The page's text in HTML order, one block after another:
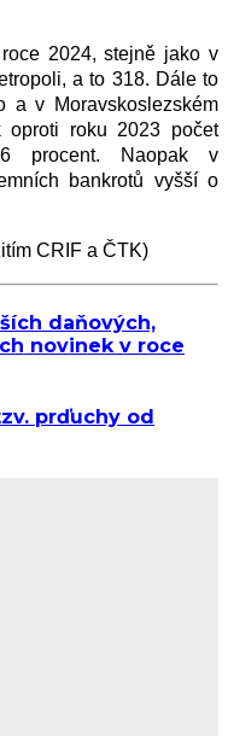
2024, stejně jako v
a to 318. Dále to
a v Moravskoslezském
oproti roku 2023 počet
procent. Naopak v
bankrotů vyšší o
CRIF a ČTK)
daňových,
novinek v roce
prďuchy od